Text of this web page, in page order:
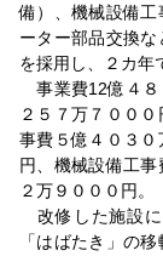
備）、機械設備
ーター部品交換な
を採用し、２カ年
事業費12億４８
２５７万７００
事費５億４０３０
円、機械設備工
２万９０００円。
改修した施設に
「はばたき」の